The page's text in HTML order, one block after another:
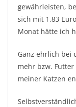
gewährleisten,
sich mit 1,83
Monat hätte ich
Ganz ehrlich bei
mehr bzw.
meiner Katzen